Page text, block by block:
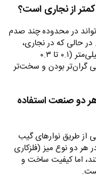
از نجاری است؟
در محدوده چند صدم
باشد. در حالی که در نجاری،
تلورانس‌های دقیق معمولاً در محدوده چند دهم میلی‌متر (۰.۱ تا ۰.۳
گران‌تر بودن و سخت‌تر
دو صنعت استفاده
از طریق نوارهای گیب
هر دو نوع میز (فلزکاری
اما کیفیت ساخت و